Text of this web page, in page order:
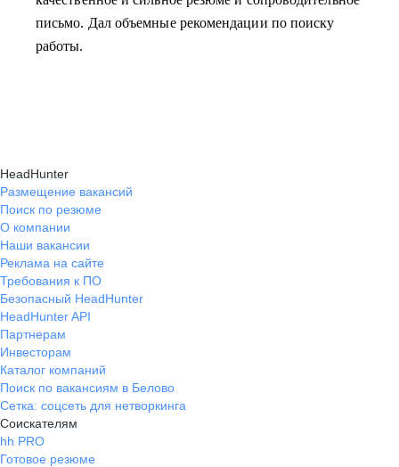
письмо. Дал объемные рекомендации по поиску
работы.
HeadHunter
Размещение вакансий
Поиск по резюме
О компании
Наши вакансии
Реклама на сайте
Требования к ПО
Безопасный HeadHunter
HeadHunter API
Партнерам
Инвесторам
Каталог компаний
Поиск по вакансиям в Белово
Сетка: соцсеть для нетворкинга
Соискателям
hh PRO
Готовое резюме